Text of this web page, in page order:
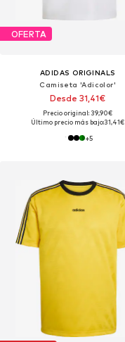
OFERTA
ADIDAS ORIGINALS
Camiseta 'Adicolor'
Desde 31,41€
Precio original: 39,90€
Último precio más bajo:31,41€
+5